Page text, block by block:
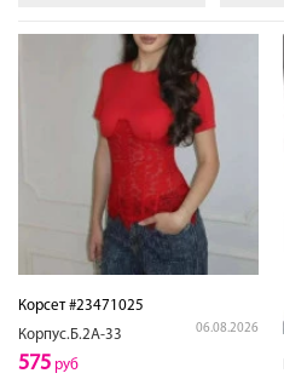
Корсет #23471025
Корпус.Б.2А-33
06.08.2026
575 руб